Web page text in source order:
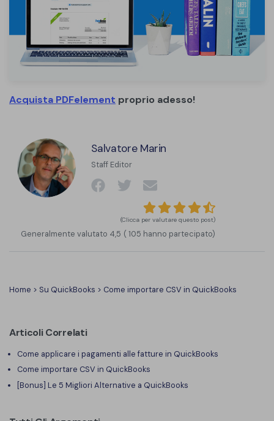
Acquista PDFelement proprio adesso!
Salvatore Marin
Staff Editor
(Clicca per valutare questo post)
Generalmente valutato 4,5 ( 105 hanno partecipato)
Home > Su QuickBooks > Come importare CSV in QuickBooks
Articoli Correlati
Come applicare i pagamenti alle fatture in QuickBooks
Come importare CSV in QuickBooks
[Bonus] Le 5 Migliori Alternative a QuickBooks